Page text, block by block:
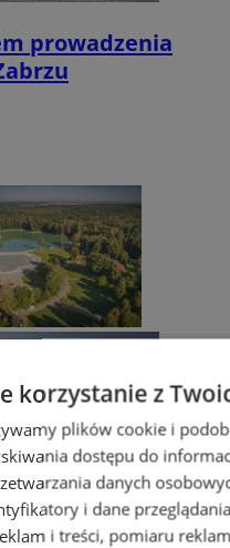
prowadzenia
korzystanie z
plików cookie i
dostępu do
danych
i dane
i treści, pomiaru